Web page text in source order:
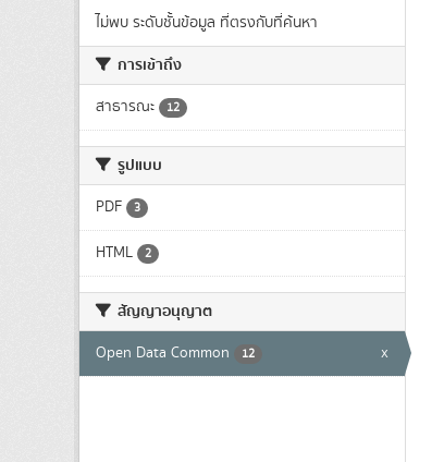
ไม่พบ ระดับชั้นข้อมูล ที่ตรงกับที่ค้นหา
การเข้าถึง
สาธารณะ 12
รูปแบบ
PDF 3
HTML 2
สัญญาอนุญาต
Open Data Common 12 x